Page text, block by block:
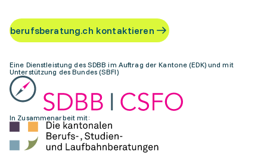
berufsberatung.ch kontaktieren
Eine Dienstleistung des SDBB im Auftrag der Kantone (EDK) und mit
Unterstützung des Bundes (SBFI)
In Zusammenarbeit mit: